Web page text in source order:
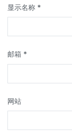
显示名称 *
邮箱 *
网站